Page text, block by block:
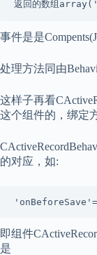
返回的数组
事件是是
处理方法同由
这样子再看
这个组件的，绑定
的对应，如:
即组件
是